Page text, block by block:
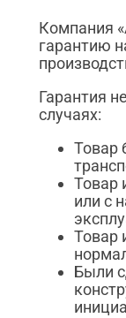
Компания
гарантию
Гарантия
случаях:
Товар
Товар
или с
Товар
Были